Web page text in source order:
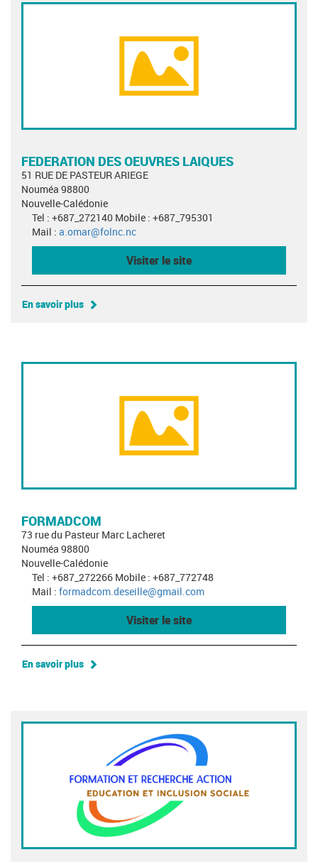
FEDERATION DES OEUVRES LAIQUES
51 RUE DE PASTEUR ARIEGE
Nouméa 98800
Nouvelle-Calédonie
Tel : +687_272140 Mobile : +687_795301
Mail : a.omar@folnc.nc
Visiter le site
En savoir plus
FORMADCOM
73 rue du Pasteur Marc Lacheret
Nouméa 98800
Nouvelle-Calédonie
Tel : +687_272266 Mobile : +687_772748
Mail : formadcom.deseille@gmail.com
Visiter le site
En savoir plus